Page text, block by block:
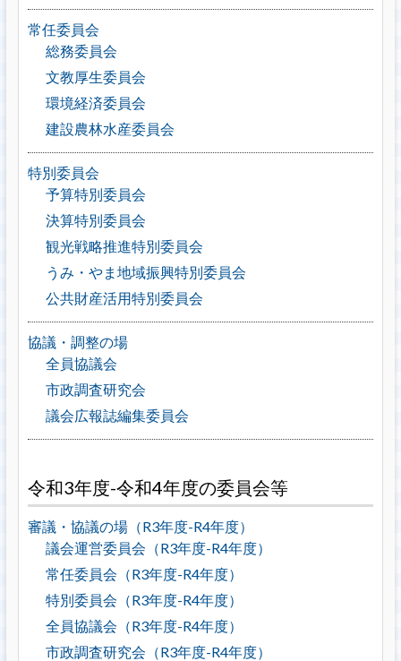
常任委員会
総務委員会
文教厚生委員会
環境経済委員会
建設農林水産委員会
特別委員会
予算特別委員会
決算特別委員会
観光戦略推進特別委員会
うみ・やま地域振興特別委員会
公共財産活用特別委員会
協議・調整の場
全員協議会
市政調査研究会
議会広報誌編集委員会
令和3年度-令和4年度の委員会等
審議・協議の場（R3年度-R4年度）
議会運営委員会（R3年度-R4年度）
常任委員会（R3年度-R4年度）
特別委員会（R3年度-R4年度）
全員協議会（R3年度-R4年度）
市政調査研究会（R3年度-R4年度）